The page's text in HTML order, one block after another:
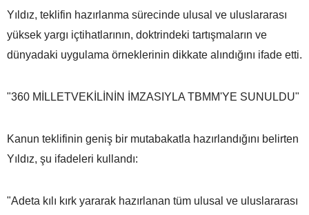
Yıldız, teklifin hazırlanma sürecinde ulusal ve uluslararası
yüksek yargı içtihatlarının, doktrindeki tartışmaların ve
dünyadaki uygulama örneklerinin dikkate alındığını ifade etti.
"360 MİLLETVEKİLİNİN İMZASIYLA TBMM'YE SUNULDU"
Kanun teklifinin geniş bir mutabakatla hazırlandığını belirten
Yıldız, şu ifadeleri kullandı:
"Adeta kılı kırk yararak hazırlanan tüm ulusal ve uluslararası